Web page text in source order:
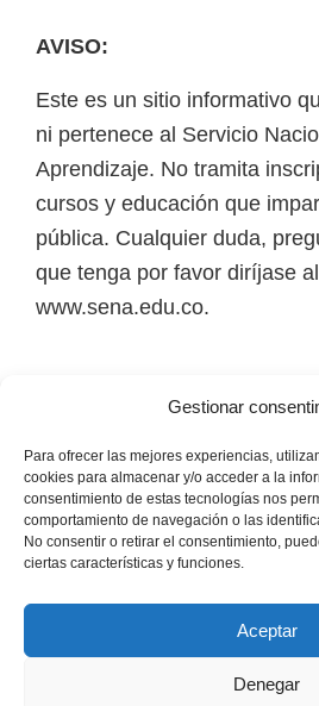
AVISO:
Este es un sitio informativo
ni pertenece al Servicio
Aprendizaje. No tramita
cursos y educación que
pública. Cualquier duda,
que tenga por favor diríjase
www.sena.edu.co.
nombres comerciales,
e imágenes pertenecen a
propietarios.
Mapa del Sitio
Copyright © 2026 ·
Gestionar
Para ofrecer las mejores experiencias,
cookies para almacenar y/o acceder a la
consentimiento de estas tecnologías nos
comportamiento de navegación o las
No consentir o retirar el consentimiento,
ciertas características y funciones.
Aceptar
Denegar